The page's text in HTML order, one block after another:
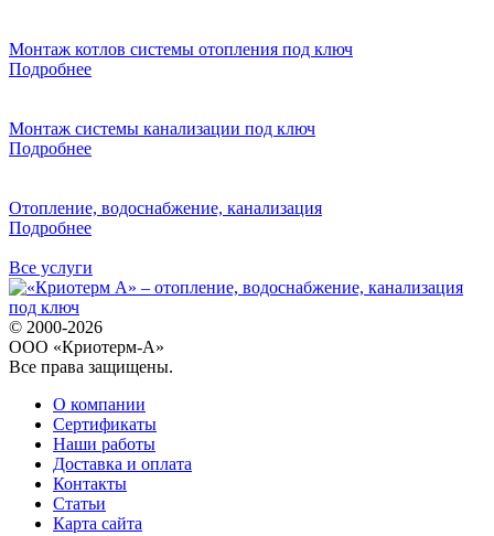
Монтаж котлов системы отопления под ключ
Подробнее
Монтаж системы канализации под ключ
Подробнее
Отопление, водоснабжение, канализация
Подробнее
Все услуги
© 2000-2026
ООО «Криотерм-А»
Все права защищены.
О компании
Сертификаты
Наши работы
Доставка и оплата
Контакты
Статьи
Карта сайта